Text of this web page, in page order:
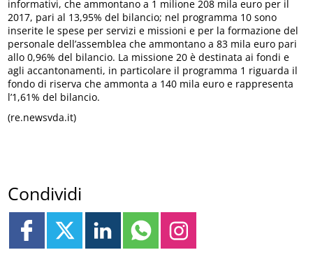
informativi, che ammontano a 1 milione 208 mila euro per il
2017, pari al 13,95% del bilancio; nel programma 10 sono
inserite le spese per servizi e missioni e per la formazione del
personale dell’assemblea che ammontano a 83 mila euro pari
allo 0,96% del bilancio. La missione 20 è destinata ai fondi e
agli accantonamenti, in particolare il programma 1 riguarda il
fondo di riserva che ammonta a 140 mila euro e rappresenta
l’1,61% del bilancio.
(re.newsvda.it)
Condividi